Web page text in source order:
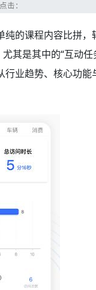
点击：
的课程内容比拼
其是其中的“互动
业趋势、核心功